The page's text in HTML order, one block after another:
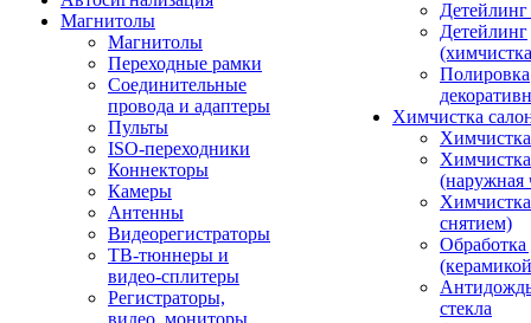
Магнитолы
Магнитолы
Переходные рамки
Соединительные
провода и адаптеры
Пульты
ISO-переходники
Коннекторы
Камеры
Антенны
Видеорегистраторы
ТВ-тюннеры и
видео-сплитеры
Регистраторы,
видео, мониторы
Детейлинг
Полировка
Химчистка
(наружная
снятием)
Обработка
стекла